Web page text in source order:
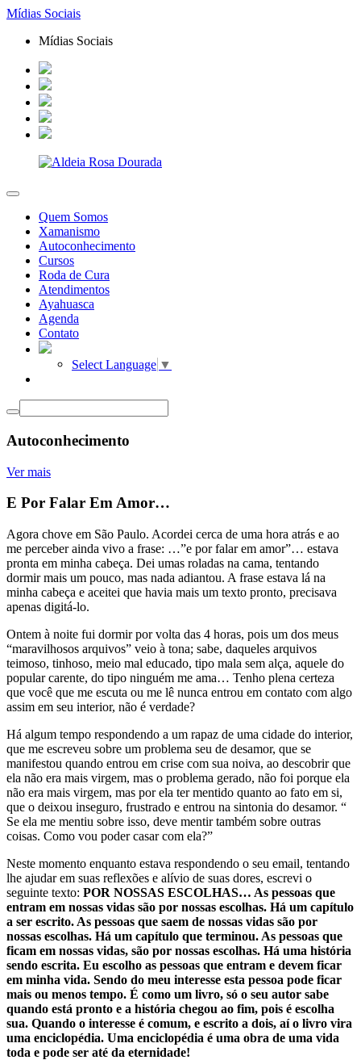
Mídias Sociais
Mídias Sociais
Quem Somos
Xamanismo
Autoconhecimento
Cursos
Roda de Cura
Atendimentos
Ayahuasca
Agenda
Contato
Select Language ▼
Autoconhecimento
Ver mais
E Por Falar Em Amor…
Agora chove em São Paulo. Acordei cerca de uma hora atrás e ao
me perceber ainda vivo a frase: …”e por falar em amor”… estava
pronta em minha cabeça. Dei umas roladas na cama, tentando
dormir mais um pouco, mas nada adiantou. A frase estava lá na
minha cabeça e aceitei que havia mais um texto pronto, precisava
apenas digitá-lo.
Ontem à noite fui dormir por volta das 4 horas, pois um dos meus
“maravilhosos arquivos” veio à tona; sabe, daqueles arquivos
teimoso, tinhoso, meio mal educado, tipo mala sem alça, aquele do
popular carente, do tipo ninguém me ama… Tenho plena certeza
que você que me escuta ou me lê nunca entrou em contato com algo
assim em seu interior, não é verdade?
Há algum tempo respondendo a um rapaz de uma cidade do interior,
que me escreveu sobre um problema seu de desamor, que se
manifestou quando entrou em crise com sua noiva, ao descobrir que
ela não era mais virgem, mas o problema gerado, não foi porque ela
não era mais virgem, mas por ela ter mentido quanto ao fato em si,
que o deixou inseguro, frustrado e entrou na sintonia do desamor. “
Se ela me mentiu sobre isso, deve mentir também sobre outras
coisas. Como vou poder casar com ela?”
Neste momento enquanto estava respondendo o seu email, tentando
lhe ajudar em suas reflexões e alívio de suas dores, escrevi o
seguinte texto: POR NOSSAS ESCOLHAS… As pessoas que
entram em nossas vidas são por nossas escolhas. Há um capítulo
a ser escrito. As pessoas que saem de nossas vidas são por
nossas escolhas. Há um capítulo que terminou. As pessoas que
ficam em nossas vidas, são por nossas escolhas. Há uma história
sendo escrita. Eu escolho as pessoas que entram e devem ficar
em minha vida. Sendo do meu interesse esta pessoa pode ficar
mais ou menos tempo. É como um livro, só o seu autor sabe
quando está pronto e a história chegou ao fim, pois é escolha
sua. Quando o interesse é comum, e escrito a dois, aí o livro vira
uma enciclopédia. Uma enciclopédia é uma obra de uma vida
toda e pode ser até da eternidade!